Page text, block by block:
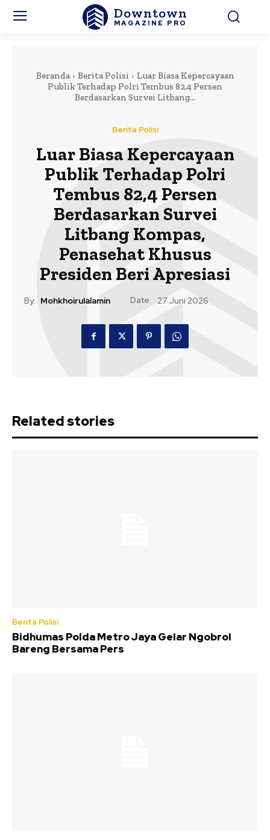
Downtown
MAGAZINE PRO
Beranda Berita Polisi
Luar Biasa Kepercayaan
Publik Terhadap Polri Tembus 82,4 Persen
Berdasarkan Survei Litbang...
Berita Polisi
Luar Biasa Kepercayaan
Publik Terhadap Polri
Tembus 82,4 Persen
Berdasarkan Survei
Litbang Kompas,
Penasehat Khusus
Presiden Beri Apresiasi
By: Mohkhoirulalamin Date: 27 Juni 2026
Related stories
Berita Polisi
Bidhumas Polda Metro Jaya Gelar Ngobrol
Bareng Bersama Pers